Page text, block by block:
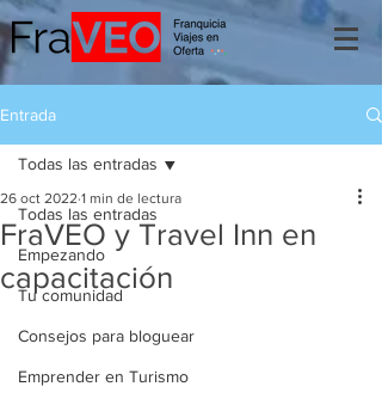
Entrada
Todas las entradas
Empezando
Tu comunidad
Consejos para bloguear
Emprender en Turismo
Todas las entradas
FraVEO y Travel Inn en
capacitación
26 oct 2022 1 min de lectura